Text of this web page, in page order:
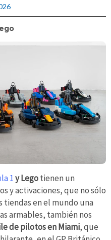
1y Legotienen un
y activaciones, que no sólo
tiendas en el mundo una
armables, también nos
de pilotos en Miami, que